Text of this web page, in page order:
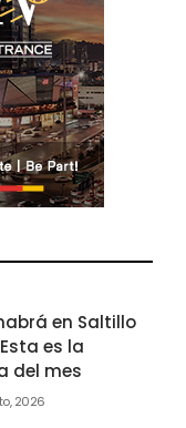
en Saltillo
es la
del mes
2026